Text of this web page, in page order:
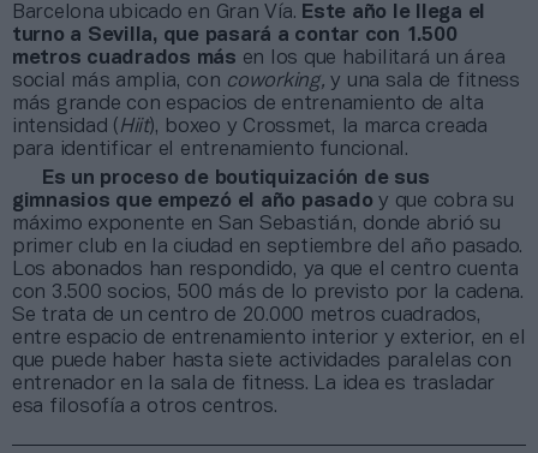
Barcelona ubicado en Gran Vía. Este año le llega el
turno a Sevilla, que pasará a contar con 1.500
metros cuadrados más en los que habilitará un área
social más amplia, con coworking,y una sala de fitness
más grande con espacios de entrenamiento de alta
intensidad ( Hiit), boxeo y Crossmet, la marca creada
para identificar el entrenamiento funcional.
Es un proceso de boutiquización de sus
gimnasios que empezó el año pasado y que cobra su
máximo exponente en San Sebastián, donde abrió su
primer club en la ciudad en septiembre del año pasado.
Los abonados han respondido, ya que el centro cuenta
con 3.500 socios, 500 más de lo previsto por la cadena.
Se trata de un centro de 20.000 metros cuadrados,
entre espacio de entrenamiento interior y exterior, en el
que puede haber hasta siete actividades paralelas con
entrenador en la sala de fitness. La idea es trasladar
esa filosofía a otros centros.